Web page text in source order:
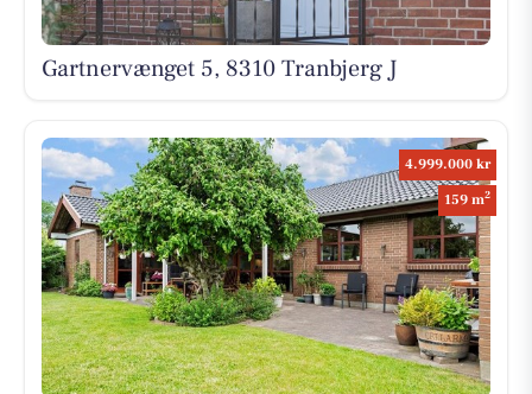
Gartnervænget 5, 8310 Tranbjerg J
4.999.000 kr
159 m2